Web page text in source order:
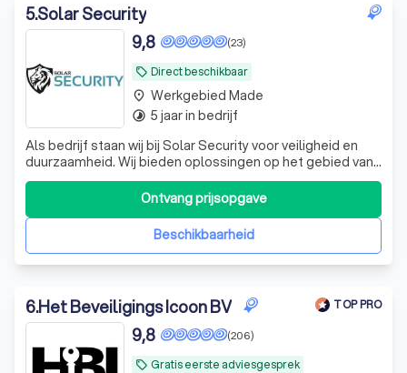
5.Solar Security
local_offer Direct beschikbaar
(23)
9,8
Als bedrijf staan wij bij Solar Security voor veiligheid en
duurzaamheid. Wij bieden oplossingen op het gebied van
beveiliging. Onze missie is om onze klanten gemoedsrust
en veiligheid te garanderen.
Beschikbaarheid
Ontvang prijsopgave
place Werkgebied Made
timelapse 5 jaar in bedrijf
6.Het Beveiligings Icoon BV TOP PRO
local_offer Gratis eerste adviesgesprek
(206)
9,8